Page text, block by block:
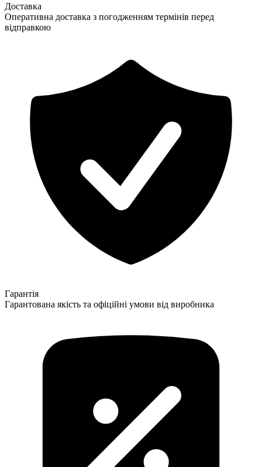
Доставка
Оперативна доставка з погодженням термінів перед
відправкою
Гарантія
Гарантована якість та офіційні умови від виробника